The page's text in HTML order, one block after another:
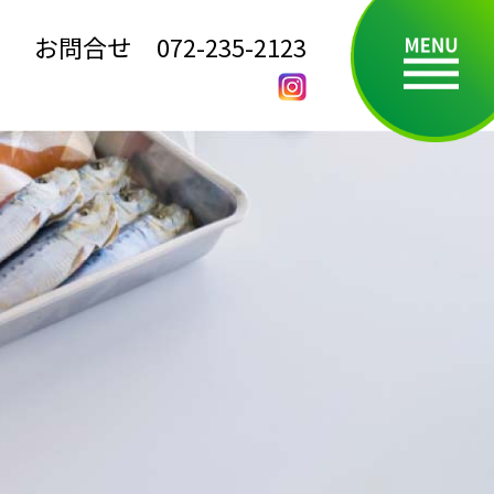
お問合せ 072-235-2123